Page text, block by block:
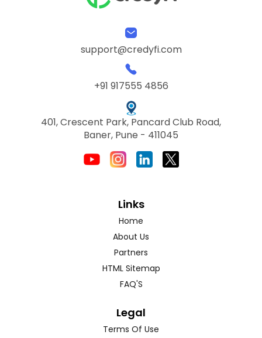
support@credyfi.com
+91 917555 4856
401, Crescent Park, Pancard Club Road,
Baner, Pune - 411045
Links
Home
About Us
Partners
HTML Sitemap
FAQ'S
Legal
Terms Of Use